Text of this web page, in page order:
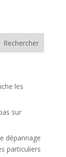
les
sur
dépannage
particuliers